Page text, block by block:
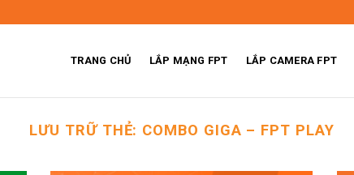
TRANG CHỦ LẮP MẠNG FPT LẮP CAMERA FPT
LƯU TRỮ THẺ: COMBO GIGA – FPT PLAY